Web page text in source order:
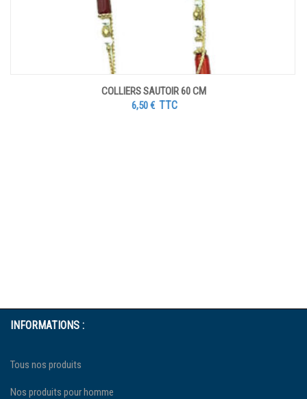
COLLIERS SAUTOIR 60 CM
6,50€ TTC
INFORMATIONS :
Tous nos produits
Nos produits pour homme